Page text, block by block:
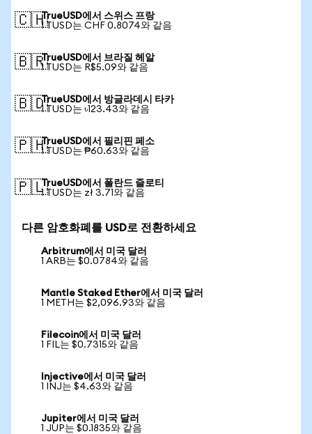
🇨🇭TrueUSD에서 스위스 프랑
1 TUSD는 CHF 0.8074와 같음
🇧🇷TrueUSD에서 브라질 헤알
1 TUSD는 R$5.09와 같음
🇧🇩TrueUSD에서 방글라데시 타카
1 TUSD는 ৳123.43와 같음
🇵🇭TrueUSD에서 필리핀 페소
1 TUSD는 ₱60.63와 같음
🇵🇱TrueUSD에서 폴란드 즐로티
1 TUSD는 zł 3.71와 같음
다른 암호화폐를 USD로 전환하세요
Arbitrum에서 미국 달러
1 ARB는 $0.0784와 같음
Mantle Staked Ether에서 미국 달러
1 METH는 $2,096.93와 같음
Filecoin에서 미국 달러
1 FIL는 $0.7315와 같음
Injective에서 미국 달러
1 INJ는 $4.63와 같음
Jupiter에서 미국 달러
1 JUP는 $0.1835와 같음